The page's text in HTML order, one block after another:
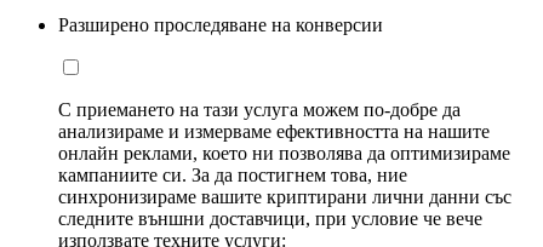
Разширено проследяване на конверсии
С приемането на тази услуга можем по-добре да
анализираме и измерваме ефективността на нашите
онлайн реклами, което ни позволява да оптимизираме
кампаниите си. За да постигнем това, ние
синхронизираме вашите криптирани лични данни със
следните външни доставчици, при условие че вече
използвате техните услуги: